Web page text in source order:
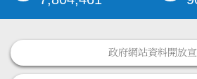
政府網站資料開放